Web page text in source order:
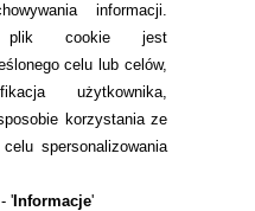
informacji.
plik cookie jest
celu lub celów,
użytkownika,
korzystania ze
spersonalizowania
'Informacje'